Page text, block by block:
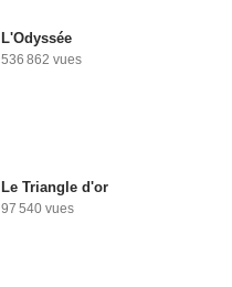
L'Odyssée
536 862 vues
Le Triangle d'or
97 540 vues